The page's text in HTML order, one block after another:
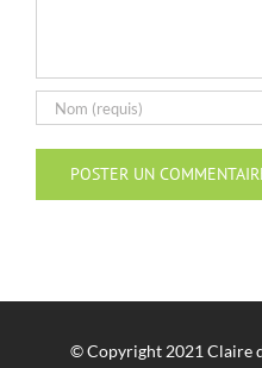
© Copyright 2021 Claire